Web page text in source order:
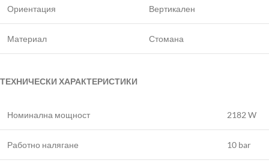
Ориентация Вертикален
Материал Стомана
ТЕХНИЧЕСКИ ХАРАКТЕРИСТИКИ
Номинална мощност 2182 W
Работно налягане 10 bar